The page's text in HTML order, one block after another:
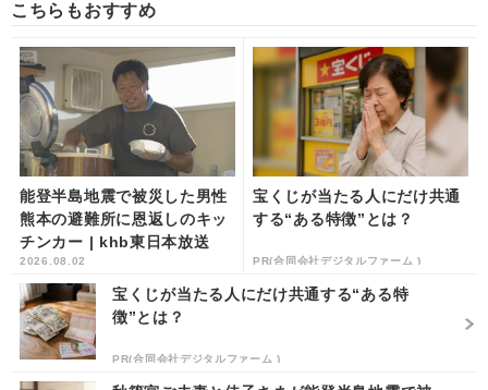
こちらもおすすめ
能登半島地震で被災した男性
熊本の避難所に恩返しのキッ
チンカー | khb東日本放送
2026.08.02
宝くじが当たる人にだけ共通
する“ある特徴”とは？
PR(合同会社デジタルファーム )
宝くじが当たる人にだけ共通する“ある特
徴”とは？
PR(合同会社デジタルファーム )